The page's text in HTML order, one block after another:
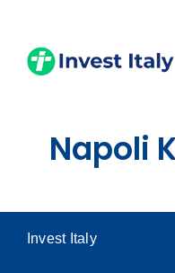
content
Napoli
Invest Italy